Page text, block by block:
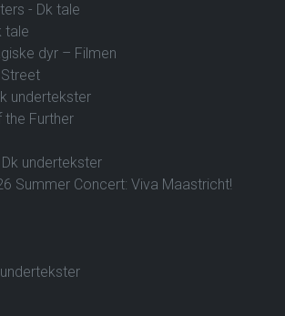
- Dk tale
tale
dyr – Filmen
undertekster
the Further
undertekster
Summer Concert: Viva Maastricht!